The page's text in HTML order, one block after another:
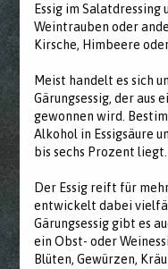
Essig im Salatdressing
Weintrauben oder
Kirsche, Himbeere
Meist handelt es sich
Gärungsessig, der aus
gewonnen wird.
Alkohol in Essigsäure
bis sechs Prozent liegt.
Der Essig reift für
entwickelt dabei
Gärungsessig gibt es
ein Obst- oder
Blüten, Gewürzen,